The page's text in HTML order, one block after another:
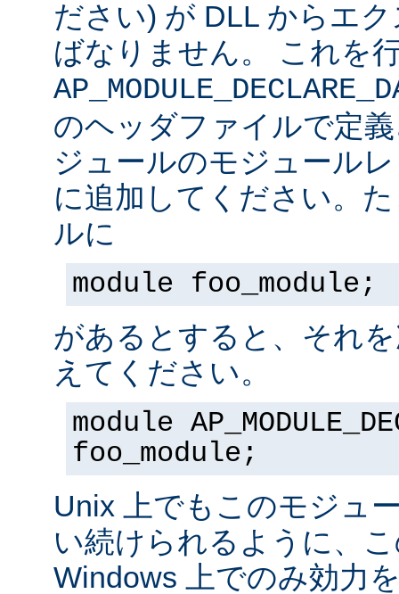
ださい) が DLL からエ
ばなりません。 これを
のヘッダファイルで定
ジュールのモジュール
に追加してください。
ルに
module foo_module;
があるとすると、それ
えてください。
module
foo_module;
Unix 上でもこのモジュ
い続けられるように、
Windows 上でのみ効力